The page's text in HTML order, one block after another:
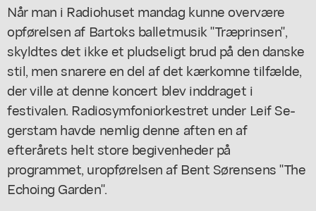
Når man i Radiohuset mandag kunne overvære
opførelsen af Bartoks balletmusik "Træprinsen",
skyldtes det ikke et pludseligt brud på den danske
stil, men snarere en del af det kærkomne tilfælde,
der ville at denne koncert blev inddraget i
festivalen. Radiosymfoniorkestret under Leif Se-
gerstam havde nemlig denne aften en af
efterårets helt store begivenheder på
programmet, uropførelsen af Bent Sørensens "The
Echoing Garden".